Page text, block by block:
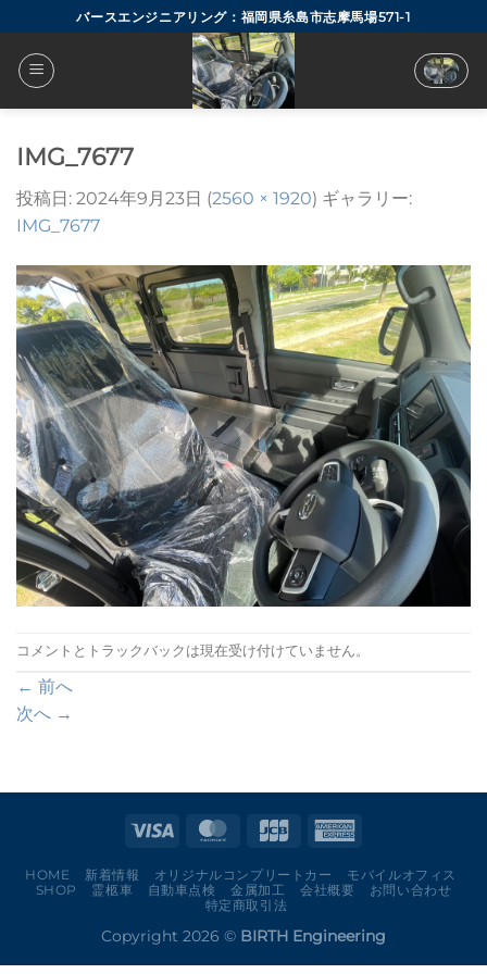
to
content
バースエンジニアリング：福岡県糸島市志摩馬場571-1
IMG_7677
投稿日: 2024年9月23日 (2560 × 1920) ギャラリー:
IMG_7677
コメントとトラックバックは現在受け付けていません。
← 前へ
次へ →
HOME 新着情報 オリジナルコンプリートカー
モバイルオフィス
SHOP
霊柩車 自動車点検 金属加工 会社概要
お問い合わせ
特定商取引法
Copyright 2026 © BIRTH Engineering